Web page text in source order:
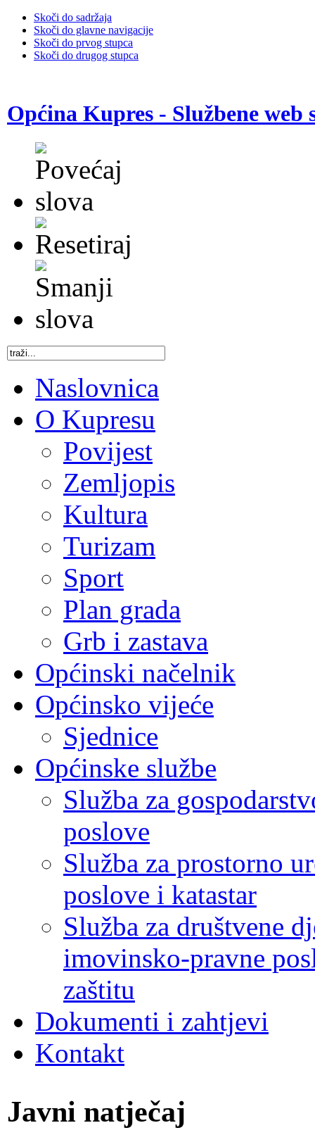
Skoči do sadržaja
Skoči do glavne navigacije
Skoči do prvog stupca
Skoči do drugog stupca
Općina Kupres - Službene web
Naslovnica
O Kupresu
Povijest
Zemljopis
Kultura
Turizam
Sport
Plan grada
Grb i zastava
Općinski načelnik
Općinsko vijeće
Sjednice
Općinske službe
Služba za
poslove
Služba za prostorno
poslove i katastar
Služba za društvene
imovinsko-pravne
zaštitu
Dokumenti i zahtjevi
Kontakt
Javni natječaj